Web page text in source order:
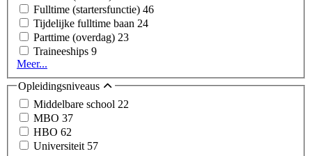
Fulltime (startersfunctie) 46
Tijdelijke fulltime baan 24
Parttime (overdag) 23
Traineeships 9
Meer...
Opleidingsniveaus
Middelbare school 22
MBO 37
HBO 62
Universiteit 57